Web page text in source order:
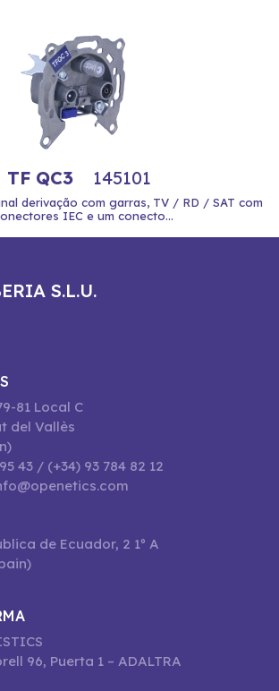
TF QC3 145101
derivação com garras, TV / RD / SAT com
IEC e um conecto...
S.L.U.
81 Local C
del Vallès
43 / (+34) 93 784 82 12
de Ecuador, 2 1º A
96, Puerta 1 – ADALTRA